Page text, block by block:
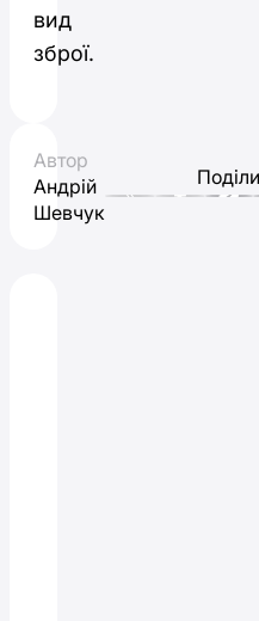
вид
зброї.
Автор
Андрій
Шевчук